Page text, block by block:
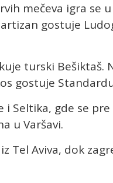
mečeva igra se
gostuje
turski Bešiktaš.
gostuje
Seltika, gde se
u Varšavi.
Tel Aviva, dok